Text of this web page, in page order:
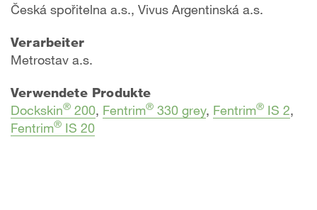
Česká spořitelna a.s., Vivus Argentinská a.s.
Verarbeiter
Metrostav a.s.
Verwendete Produkte
Dockskin® 200, Fentrim® 330 grey, Fentrim® IS 2,
Fentrim® IS 20